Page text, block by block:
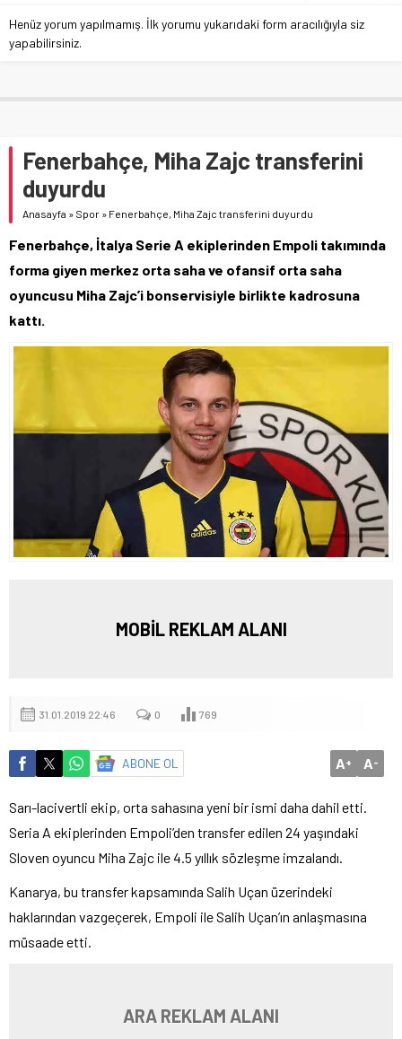
Henüz yorum yapılmamış. İlk yorumu yukarıdaki form aracılığıyla siz
yapabilirsiniz.
Fenerbahçe, Miha Zajc transferini
duyurdu
Anasayfa » Spor » Fenerbahçe, Miha Zajc transferini duyurdu
Fenerbahçe, İtalya Serie A ekiplerinden Empoli takımında
forma giyen merkez orta saha ve ofansif orta saha
oyuncusu Miha Zajc’i bonservisiyle birlikte kadrosuna
kattı.
MOBİL REKLAM ALANI
31.01.2019 22:46 0 769
ABONE OL A+ A-
Sarı-lacivertli ekip, orta sahasına yeni bir ismi daha dahil etti.
Seria A ekiplerinden Empoli’den transfer edilen 24 yaşındaki
Sloven oyuncu Miha Zajc ile 4.5 yıllık sözleşme imzalandı.
Kanarya, bu transfer kapsamında Salih Uçan üzerindeki
haklarından vazgeçerek, Empoli ile Salih Uçan’ın anlaşmasına
müsaade etti.
ARA REKLAM ALANI